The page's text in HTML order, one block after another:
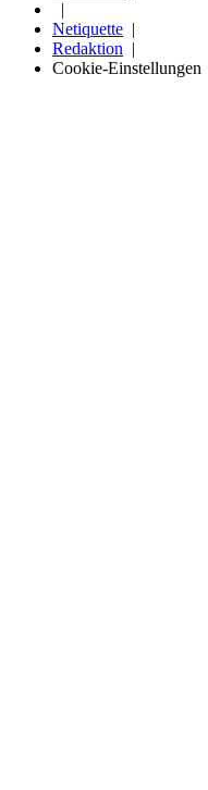
Netiquette
Redaktion
Cookie-Einstellungen